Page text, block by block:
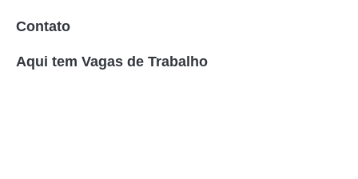
Contato
Aqui tem Vagas de Trabalho